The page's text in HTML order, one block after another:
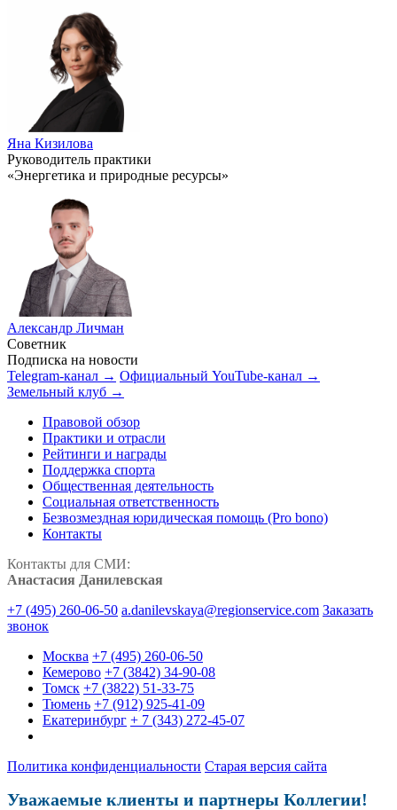
Яна Кизилова
Руководитель практики
«Энергетика и природные ресурсы»
Александр Личман
Советник
Подписка на новости
Telegram-канал → Официальный YouTube-канал →
Земельный клуб →
Правовой обзор
Практики и отрасли
Рейтинги и награды
Поддержка спорта
Общественная деятельность
Социальная ответственность
Безвозмездная юридическая помощь (Pro bono)
Контакты
Контакты для СМИ:
Анастасия Данилевская
+7 (495) 260-06-50 a.danilevskaya@regionservice.com Заказать
звонок
Москва +7 (495) 260-06-50
Кемерово +7 (3842) 34-90-08
Томск +7 (3822) 51-33-75
Тюмень +7 (912) 925-41-09
Екатеринбург + 7 (343) 272-45-07
Политика конфиденциальности Старая версия сайта
Уважаемые клиенты и партнеры Коллегии!